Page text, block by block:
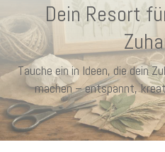
Dein Resort
Tauche ein in Ideen, die dein
machen – entspannt,